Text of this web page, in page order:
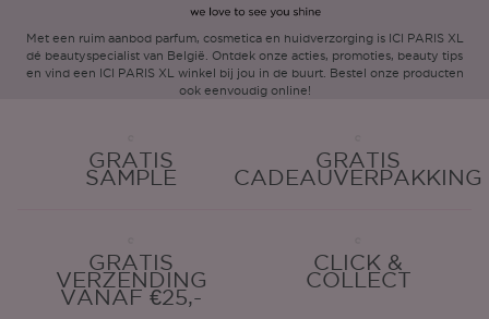
Met een ruim aanbod parfum, cosmetica en huidverzorging is ICI PARIS XL
dé beautyspecialist van België. Ontdek onze acties, promoties, beauty tips
en vind een ICI PARIS XL winkel bij jou in de buurt. Bestel onze producten
ook eenvoudig online!
GRATIS
SAMPLE
GRATIS
CADEAUVERPAKKING
GRATIS
VERZENDING
VANAF €25,-
CLICK &
COLLECT